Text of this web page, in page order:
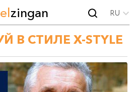
zingan RU
В СТИЛЕ X-STYLE